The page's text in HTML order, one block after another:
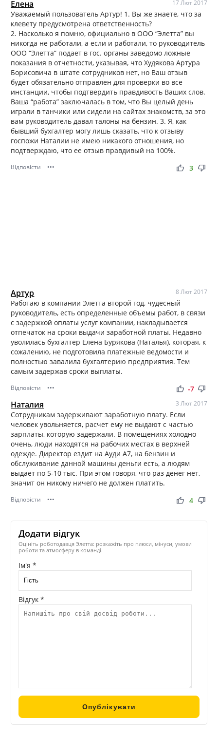
Елена 17 Лют 2017
Уважаемый пользователь Артур! 1. Вы же знаете, что за
клевету предусмотрена ответственность?
2. Насколько я помню, официально в ООО “Элетта” вы
никогда не работали, а если и работали, то руководитель
ООО “Элетта” подает в гос. органы заведомо ложные
показания в отчетности, указывая, что Худякова Артура
Борисовича в штате сотрудников нет, но Ваш отзыв
будет обязательно отправлен для проверки во все
инстанции, чтобы подтвердить правдивость Ваших слов.
Ваша “работа” заключалась в том, что Вы целый день
играли в танчики или сидели на сайтах знакомств, за это
вам руководитель давал талоны на бензин. 3. Я, как
бывший бухгалтер могу лишь сказать, что к отзыву
госпожи Наталии не имею никакого отношения, но
подтверждаю, что ее отзыв правдивый на 100%.
Відповісти ••• thumb_up thumb_down
3
Артур 8 Лют 2017
Работаю в компании Элетта второй год, чудесный
руководитель, есть определенные объемы работ, в связи
с задержкой оплаты услуг компании, накладывается
отпечаток на сроки выдачи заработной платы. Недавно
уволилась бухгалтер Елена Бурякова (Наталья), которая, к
сожалению, не подготовила платежные ведомости и
полностью завалила бухгалтерию предприятия. Тем
самым задержав сроки выплаты.
Відповісти ••• thumb_up thumb_down
-7
Наталия 3 Лют 2017
Сотрудникам задерживают заработную плату. Если
человек увольняется, расчет ему не выдают с частью
зарплаты, которую задержали. В помещениях холодно
очень, люди находятся на рабочих местах в верхней
одежде. Директор ездит на Ауди А7, на бензин и
обслуживание данной машины деньги есть, а людям
выдает по 5-10 тыс. При этом говоря, что раз денег нет,
значит он никому ничего не должен платить.
Відповісти ••• thumb_up thumb_down
4
Додати відгук
Оцініть роботодавця Элетта: розкажіть про плюси, мінуси, умови
роботи та атмосферу в команді.
Ім'я *
Відгук *